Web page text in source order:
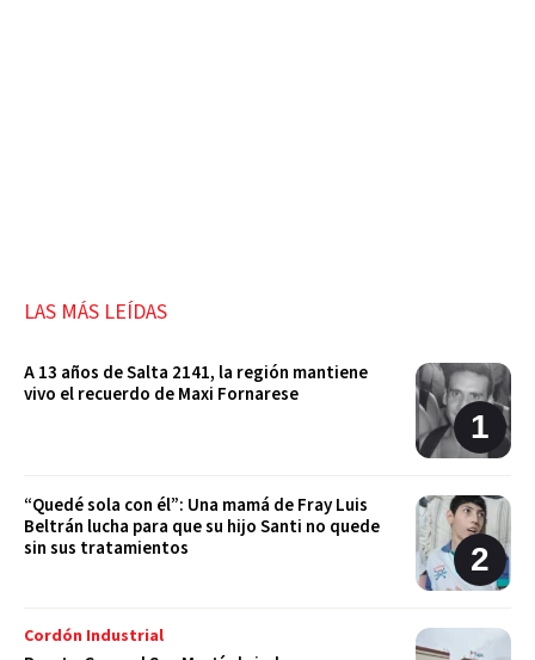
LAS MÁS LEÍDAS
A 13 años de Salta 2141, la región mantiene
vivo el recuerdo de Maxi Fornarese
“Quedé sola con él”: Una mamá de Fray Luis
Beltrán lucha para que su hijo Santi no quede
sin sus tratamientos
Cordón Industrial